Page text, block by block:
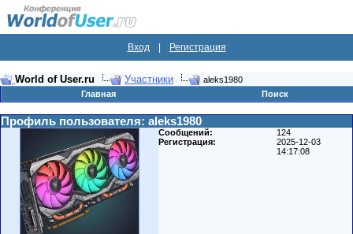
Вход Регистрация
World of User.ru Участники
aleks1980
Главная
Поиск
Профиль пользователя: aleks1980
Сообщений:
124
Регистрация:
2025-12-03
14:17:08